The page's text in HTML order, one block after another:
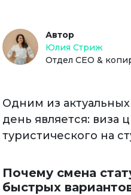
Автор
Юлия Стриж
Отдел СЕО &
Одним из
день является: виза
туристического на
Почему смена
быстрых